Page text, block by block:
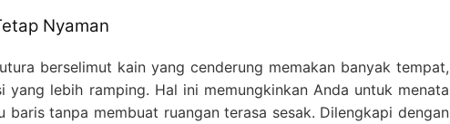
Nyaman
berselimut kain yang cenderung memakan banyak tempat,
yang lebih ramping. Hal ini memungkinkan Anda untuk menata
baris tanpa membuat ruangan terasa sesak. Dilengkapi dengan